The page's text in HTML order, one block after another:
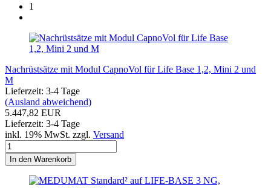
1
Nachrüstsätze mit Modul CapnoVol für Life Base 1,2, Mini 2 und
M
Lieferzeit: 3-4 Tage
(Ausland abweichend)
5.447,82 EUR
Lieferzeit: 3-4 Tage
inkl. 19% MwSt. zzgl. Versand
In den Warenkorb